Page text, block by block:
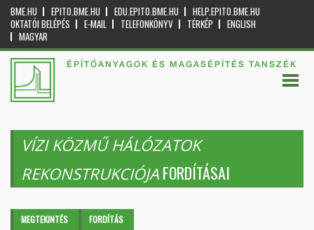
BME.HU EPITO.BME.HU EDU.EPITO.BME.HU
HELP.EPITO.BME.HU
OKTATÓI BELÉPÉS
E-MAIL TELEFONKÖNYV TÉRKÉP
ENGLISH
MAGYAR
ÉPÍTŐANYAGOK ÉS MAGASÉPÍTÉS TANSZÉK
VÍZI KÖZMŰ HÁLÓZATOK
REKONSTRUKCIÓJA FORDÍTÁSAI
Elsődleges fülek
MEGTEKINTÉS FORDÍTÁS